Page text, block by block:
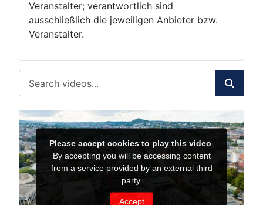
Veranstalter; verantwortlich sind
ausschließlich die jeweiligen Anbieter bzw.
Veranstalter.